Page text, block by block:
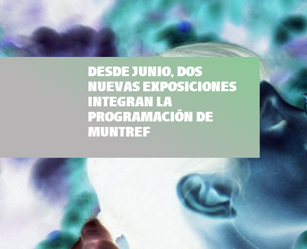
DESDE JUNIO, DOS
NUEVAS EXPOSICIONES
INTEGRAN LA
PROGRAMACIÓN DE
MUNTREF